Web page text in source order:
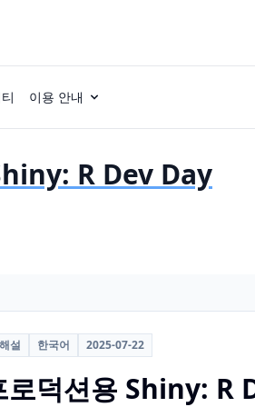
이용 안내
R Dev Day
설 한국어 2025-07-22
로덕션용 Shiny: R